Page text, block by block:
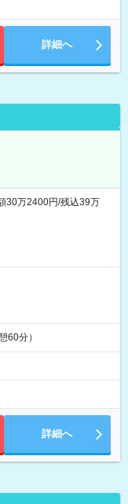
詳細へ
30万2400円/残込39万
60分）
詳細へ